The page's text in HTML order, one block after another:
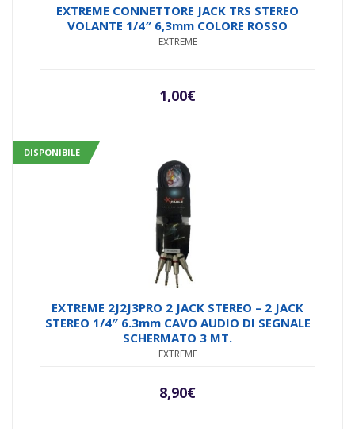
Valutato
5.00su 5
EXTREME CONNETTORE JACK TRS STEREO
VOLANTE 1/4″ 6,3mm COLORE ROSSO
EXTREME
1,00€
DISPONIBILE
EXTREME 2J2J3PRO 2 JACK STEREO – 2 JACK
STEREO 1/4″ 6.3mm CAVO AUDIO DI SEGNALE
SCHERMATO 3 MT.
EXTREME
8,90€